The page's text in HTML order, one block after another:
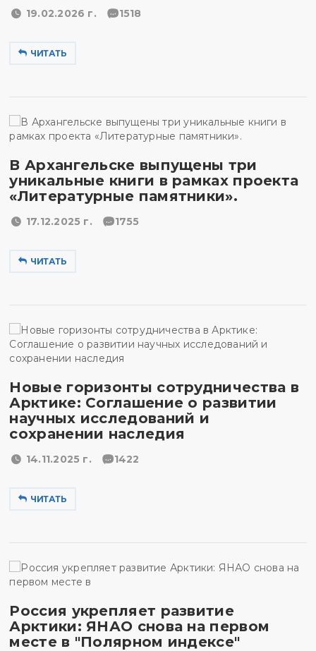
19.02.2026 г. 1518
ЧИТАТЬ
В Архангельске выпущены три
уникальные книги в рамках проекта
«Литературные памятники».
17.12.2025 г. 1755
ЧИТАТЬ
Новые горизонты сотрудничества в
Арктике: Соглашение о развитии
научных исследований и
сохранении наследия
14.11.2025 г. 1422
ЧИТАТЬ
Россия укрепляет развитие
Арктики: ЯНАО снова на первом
месте в "Полярном индексе"